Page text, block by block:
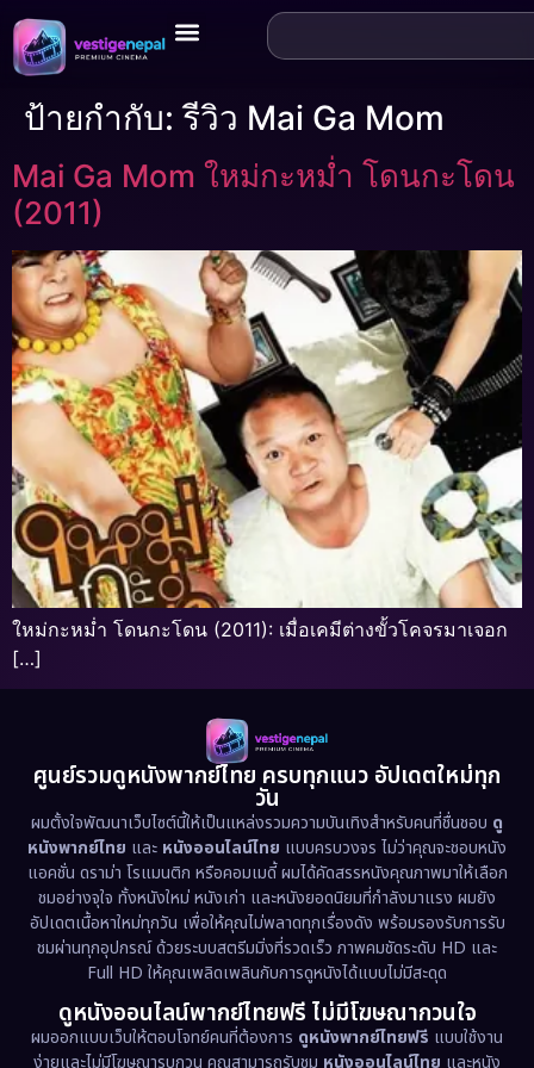
ป้ายกำกับ:รีวิว Mai Ga Mom
Mai Ga Mom ใหม่กะหม่ำ โดนกะโดน
(2011)
ใหม่กะหม่ำ โดนกะโดน (2011): เมื่อเคมีต่างขั้วโคจรมาเจอก
[…]
ศูนย์รวมดูหนังพากย์ไทย ครบทุกแนว อัปเดตใหม่ทุก
วัน
ผมตั้งใจพัฒนาเว็บไซต์นี้ให้เป็นแหล่งรวมความบันเทิงสำหรับคนที่ชื่นชอบ ดู
หนังพากย์ไทย และ หนังออนไลน์ไทย แบบครบวงจร ไม่ว่าคุณจะชอบหนัง
แอคชั่น ดราม่า โรแมนติก หรือคอมเมดี้ ผมได้คัดสรรหนังคุณภาพมาให้เลือก
ชมอย่างจุใจ ทั้งหนังใหม่ หนังเก่า และหนังยอดนิยมที่กำลังมาแรง ผมยัง
อัปเดตเนื้อหาใหม่ทุกวัน เพื่อให้คุณไม่พลาดทุกเรื่องดัง พร้อมรองรับการรับ
ชมผ่านทุกอุปกรณ์ ด้วยระบบสตรีมมิ่งที่รวดเร็ว ภาพคมชัดระดับ HD และ
Full HD ให้คุณเพลิดเพลินกับการดูหนังได้แบบไม่มีสะดุด
ดูหนังออนไลน์พากย์ไทยฟรี ไม่มีโฆษณากวนใจ
ผมออกแบบเว็บให้ตอบโจทย์คนที่ต้องการ ดูหนังพากย์ไทยฟรี แบบใช้งาน
ง่ายและไม่มีโฆษณารบกวน คุณสามารถรับชม หนังออนไลน์ไทย และหนัง